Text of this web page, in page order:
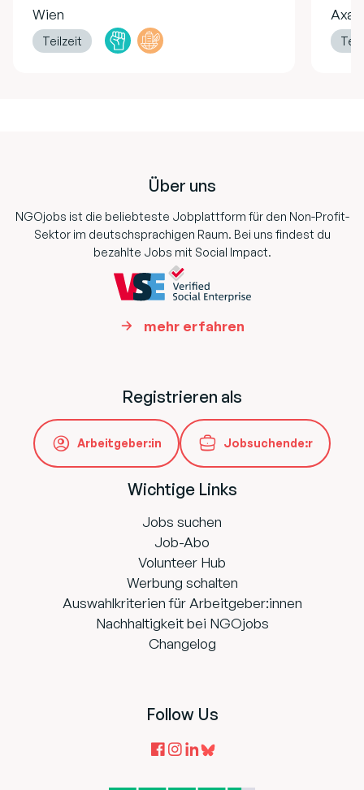
Wien
Teilzeit
Über uns
NGOjobs ist die beliebteste Jobplattform für den Non-Profit-
Sektor im deutschsprachigen Raum. Bei uns findest du
bezahlte Jobs mit Social Impact.
mehr erfahren
Registrieren als
Arbeitgeber:in Jobsuchende:r
Wichtige Links
Jobs suchen
Job-Abo
Volunteer Hub
Werbung schalten
Auswahlkriterien für Arbeitgeber:innen
Nachhaltigkeit bei NGOjobs
Changelog
Follow Us